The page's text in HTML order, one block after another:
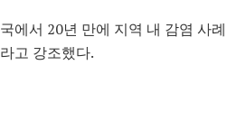
에서 20년 만에 지역 내 감염 사례
고 강조했다.